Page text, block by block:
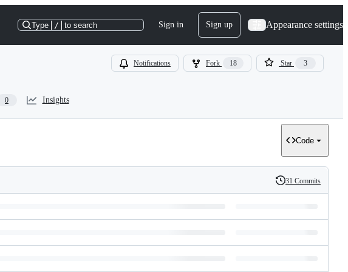
Type / to search Sign in Sign up Appearance settings
Notifications Fork 18 Star 3
0 Insights
Code
History
31 Commits